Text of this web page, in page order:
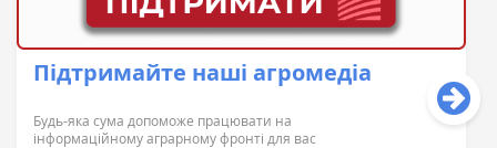
Підтримайте наші агромедіа
Будь-яка сума допоможе працювати на
інформаційному аграрному фронті для вас